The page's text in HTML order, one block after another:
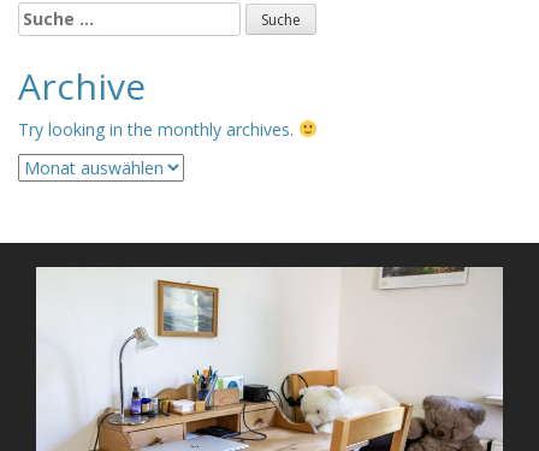
Suche
nach:
Archive
Try looking in the monthly archives.
Archive